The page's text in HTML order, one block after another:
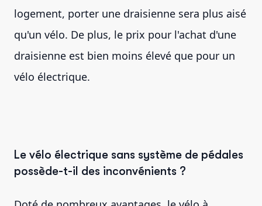
logement, porter une draisienne sera plus aisé
qu'un vélo. De plus, le prix pour l'achat d'une
draisienne est bien moins élevé que pour un
vélo électrique.
Le vélo électrique sans système de pédales
possède-t-il des inconvénients ?